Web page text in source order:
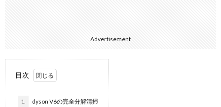
Advertisement
目次
1. dyson V6の完全分解清掃